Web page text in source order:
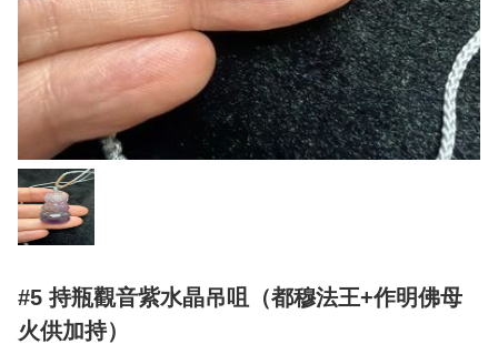
#5 持瓶觀音紫水晶吊咀（都穆法王+作明佛母
火供加持）